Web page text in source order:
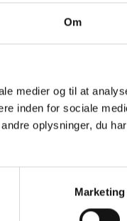
Om
medier og til at
inden for sociale
oplysninger, du
Marketing